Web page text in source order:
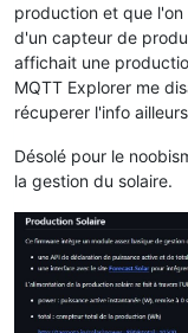
production et que l'on
d'un capteur de
affichait une
MQTT Explorer me
récuperer l'info
Désolé pour le
la gestion du solaire.